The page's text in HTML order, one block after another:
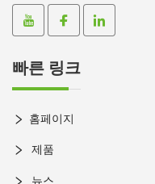
빠른 링크
홈페이지
제품
뉴스